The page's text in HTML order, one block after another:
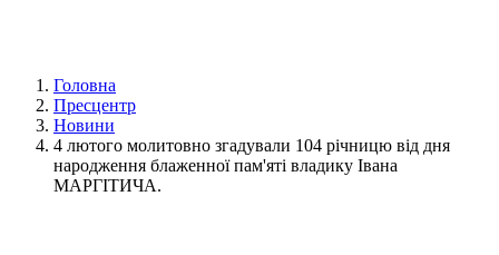
Головна
Пресцентр
Новини
4 лютого молитовно згадували 104 річницю від дня
народження блаженної пам'яті владику Івана
МАРГІТИЧА.